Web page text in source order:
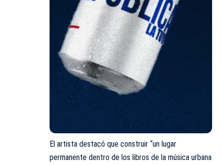
El artista destacó que construir “un lugar
permanente dentro de los libros de la música urbana